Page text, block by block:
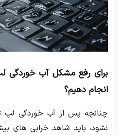
برای رفع مشکل آب خوردگی
انجام دهیم؟
چنانچه پس از آب خوردگی لپ
نشود، باید شاهد خرابی های